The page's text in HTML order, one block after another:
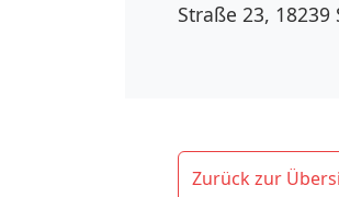
Straße 23,
Zurück zur